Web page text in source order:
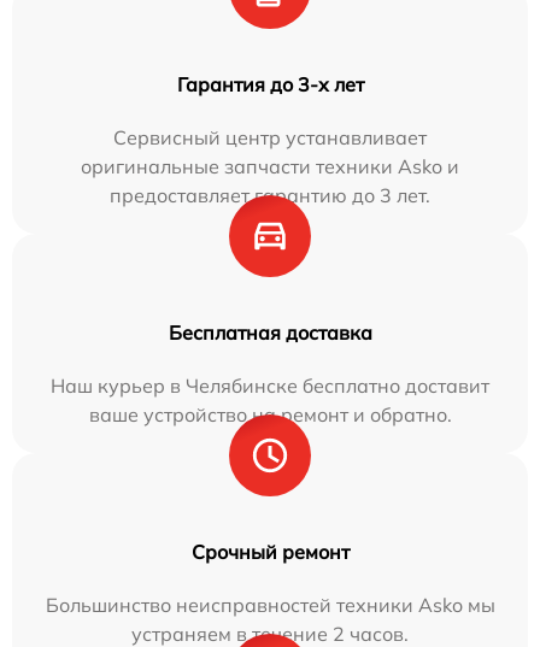
Гарантия до 3-х лет
Сервисный центр устанавливает
оригинальные запчасти техники Asko и
предоставляет гарантию до 3 лет.
Бесплатная доставка
Наш курьер в Челябинске бесплатно доставит
ваше устройство на ремонт и обратно.
Срочный ремонт
Большинство неисправностей техники Asko мы
устраняем в течение 2 часов.